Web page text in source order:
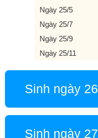
Ngày 25/5
Ngày 25/7
Ngày 25/9
Ngày 25/11
Sinh ngày 26
Sinh ngày 27